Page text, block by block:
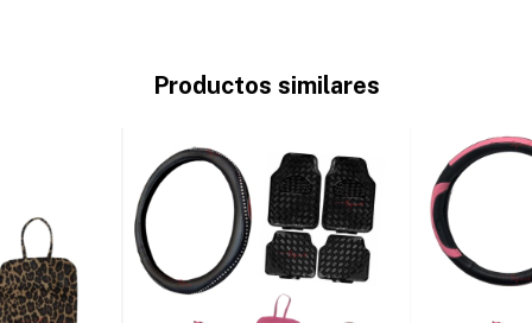
Productos similares